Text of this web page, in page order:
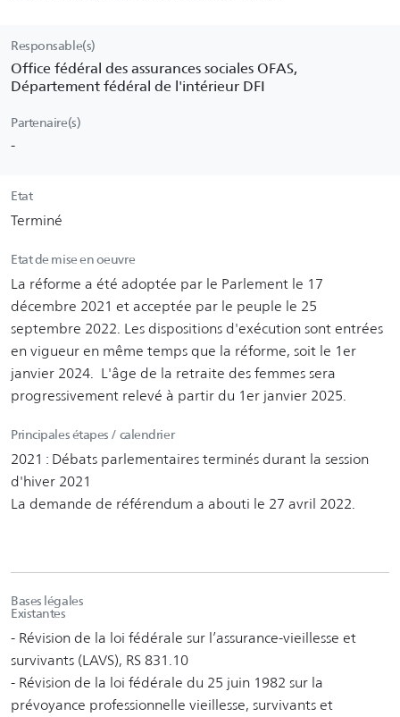
Responsable(s)
Office fédéral des assurances sociales OFAS,
Département fédéral de l'intérieur DFI
Partenaire(s)
-
Etat
Terminé
Etat de mise en oeuvre
La réforme a été adoptée par le Parlement le 17
décembre 2021 et acceptée par le peuple le 25
septembre 2022. Les dispositions d'exécution sont entrées
en vigueur en même temps que la réforme, soit le 1er
janvier 2024. L'âge de la retraite des femmes sera
progressivement relevé à partir du 1er janvier 2025.
Principales étapes / calendrier
2021 : Débats parlementaires terminés durant la session
d'hiver 2021
La demande de référendum a abouti le 27 avril 2022.
Bases légales
Existantes
- Révision de la loi fédérale sur l’assurance-vieillesse et
survivants (LAVS), RS 831.10
- Révision de la loi fédérale du 25 juin 1982 sur la
prévoyance professionnelle vieillesse, survivants et